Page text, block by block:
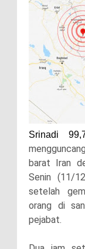
Srinadi
barat Iran
Senin (11/
setelah
orang di
pejabat.